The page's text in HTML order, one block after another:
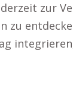
zur
zu